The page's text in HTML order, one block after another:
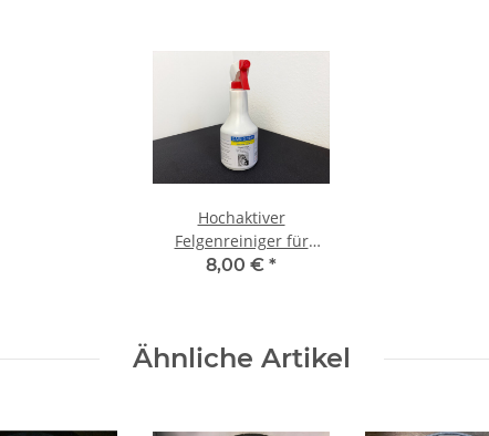
Hochaktiver
Felgenreiniger für
Stahl-,
8,00 € *
Ähnliche Artikel